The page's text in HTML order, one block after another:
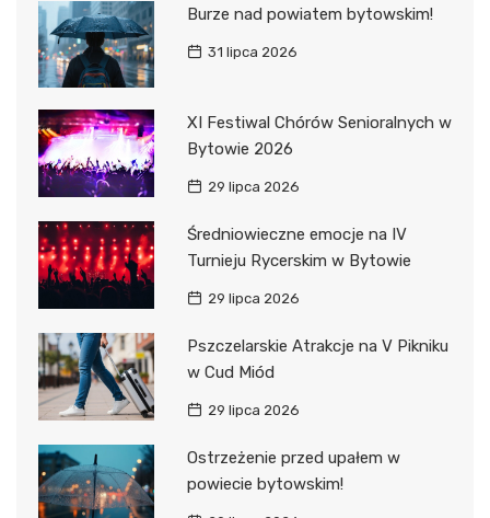
Burze nad powiatem bytowskim!
31 lipca 2026
XI Festiwal Chórów Senioralnych w
Bytowie 2026
29 lipca 2026
Średniowieczne emocje na IV
Turnieju Rycerskim w Bytowie
29 lipca 2026
Pszczelarskie Atrakcje na V Pikniku
w Cud Miód
29 lipca 2026
Ostrzeżenie przed upałem w
powiecie bytowskim!